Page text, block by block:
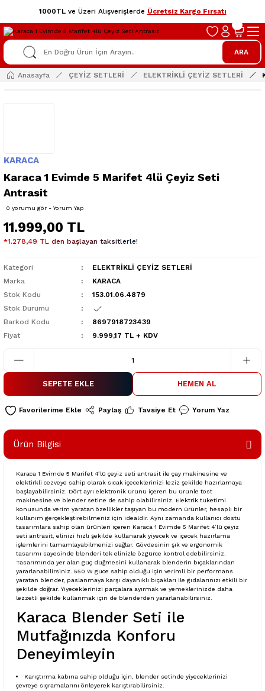
1000TLve Üzeri Alışverişlerde Ücretsiz Kargo Fırsatı
ARA
Anasayfa ÇEYİZ SETLERİ ELEKTRİKLİ ÇEYİZ SETLERİ
KARACA
Karaca 1 Evimde 5 Marifet 4lü Çeyiz Seti
Antrasit
0 yorumu gör - Yorum Yap
11.999,00 TL
*1.278,49 TL den başlayan taksitlerle!
Kategori
ELEKTRİKLİ ÇEYİZ SETLERİ
Marka
KARACA
Stok Kodu
153.01.06.4879
Stok Durumu
Barkod Kodu
8697918723439
Fiyat
9.999,17 TL + KDV
SEPETE EKLE HEMEN AL
Paylaş Tavsiye Et Yorum Yaz
Ürün Bilgisi
Karaca 1 Evimde 5 Marifet 4’lü çeyiz seti antrasit ile çay makinesine ve
elektirkli cezveye sahip olarak sıcak içeceklerinizi leziz şekilde hazırlamaya
başlayabilirsiniz. Dört ayrı elektronik ürünü içeren bu ürünle tost
makinesine ve blender setine de sahip olabilirsiniz. Elektrik tüketimi
konusunda verim yaratan özellikler taşıyan bu modern ürünler, hesaplı bir
kullanım gerçekleştirebilmeniz için idealdir. Aynı zamanda kullanıcı dostu
tasarımlara sahip olan ürünleri içeren Karaca 1 Evimde 5 Marifet 4’lü çeyiz
seti antrasit, elinizi hızlı şekilde kullanarak yiyecek ve içecek hazırlama
işlemlerini tamamlayabilmenizi sağlar. Gövdesinin şık ve ergonomik
tasarımı sayesinde blenderi tek elinizle özgürce kontrol edebilirsiniz.
Tasarımında yer alan güç düğmesini kullanarak blenderin bıçaklarından
yararlanabilirsiniz. 550 W güce sahip olduğu için verimli bir performans
yaratan blender, paslanmaya karşı dayanıklı bıçakları ile gıdalarınızı etkili bir
şekilde doğrar. Yiyeceklerinizi parçalara ayırmak ve yemeklerinizde daha
lezzetli şekilde kullanmak için de blenderden yararlanabilirsiniz.
Karaca Blender Seti ile
Mutfağınızda Konforu
Deneyimleyin
Karıştırma kabına sahip olduğu için, blender setinde yiyeceklerinizi
çevreye sıçramalarını önleyerek karıştırabilirsiniz.